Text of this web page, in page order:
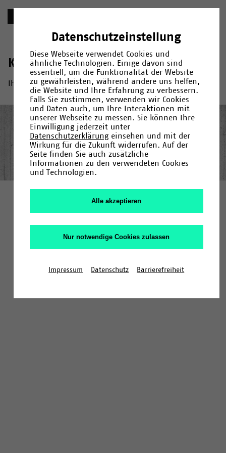
Keine Suchtreffer
Ihre Suche nach »« ergab kein Ergebnis.
© 2026
Impressum
Datenschutz
Datenschutzeinstellung
Diese Webseite verwendet Cookies und
ähnliche Technologien. Einige davon sind
essentiell, um die Funktionalität der Website
zu gewährleisten, während andere uns helfen,
die Website und Ihre Erfahrung zu verbessern.
Falls Sie zustimmen, verwenden wir Cookies
und Daten auch, um Ihre Interaktionen mit
unserer Webseite zu messen. Sie können Ihre
Einwilligung jederzeit unter
Datenschutzerklärungeinsehen und mit der
Wirkung für die Zukunft widerrufen. Auf der
Seite finden Sie auch zusätzliche
Informationen zu den verwendeten Cookies
und Technologien.
Alle akzeptieren
Nur notwendige Cookies zulassen
Impressum Datenschutz Barrierefreiheit